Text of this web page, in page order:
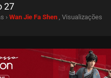
27
› Wan Jie Fa Shen , Visualizações